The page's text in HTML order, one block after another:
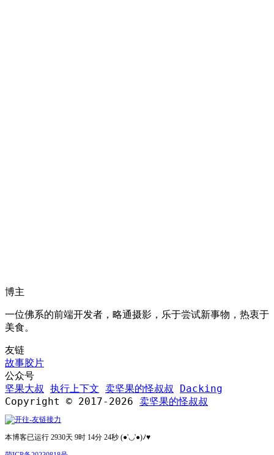
博主
一位佛系的前端开发者，略通摄影，乐于尝试新事物，热衷于
美食。
友链
故事胶片
公众号
坚果大叔 执行上下文 卖坚果的怪叔叔
Dacking
Copyright © 2017-2026 卖坚果的怪叔叔
本博客已运行 2930天 9时 14分 24秒 (●'◡'●)ﾉ♥